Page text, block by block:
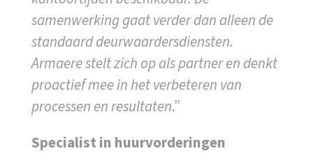
samenwerking gaat verder dan alleen de
standaard deurwaardersdiensten.
Armaere stelt zich op als partner en denkt
proactief mee in het verbeteren van
processen en resultaten.”
Specialist in huurvorderingen